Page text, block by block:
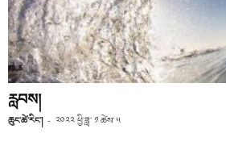
རླབས།
ཆུང་ཚེ་རིང་། - ༢༠༢༢ ཕྱི་ཟླ་ ༡ ཚེས་ ༥